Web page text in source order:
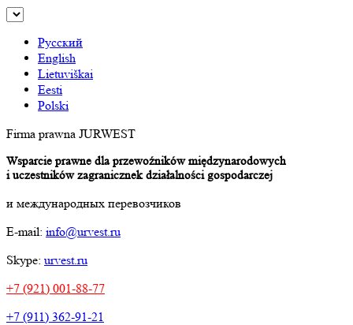
Русский
English
Lietuviškai
Eesti
Polski
Firma prawna JURWEST
Wsparcie prawne dla przewoźników międzynarodowych
i uczestników zagranicznek działalności gospodarczej
и международных перевозчиков
E-mail: info@urvest.ru
Skype: urvest.ru
+7 (921) 001-88-77
+7 (911) 362-91-21